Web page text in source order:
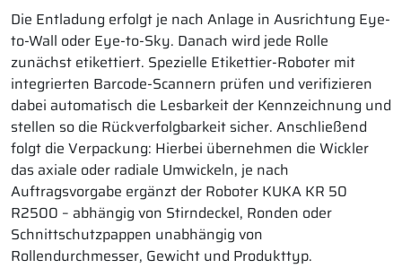
Die Entladung erfolgt je nach Anlage in Ausrichtung Eye-
to-Wall oder Eye-to-Sky. Danach wird jede Rolle
zunächst etikettiert. Spezielle Etikettier-Roboter mit
integrierten Barcode-Scannern prüfen und verifizieren
dabei automatisch die Lesbarkeit der Kennzeichnung und
stellen so die Rückverfolgbarkeit sicher. Anschließend
folgt die Verpackung: Hierbei übernehmen die Wickler
das axiale oder radiale Umwickeln, je nach
Auftragsvorgabe ergänzt der Roboter KUKA KR 50
R2500 – abhängig von Stirndeckel, Ronden oder
Schnittschutzpappen unabhängig von
Rollendurchmesser, Gewicht und Produkttyp.